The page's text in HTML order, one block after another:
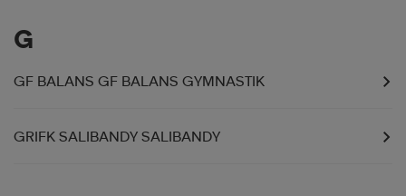
G
GF BALANS GF BALANS GYMNASTIK
GRIFK SALIBANDY SALIBANDY